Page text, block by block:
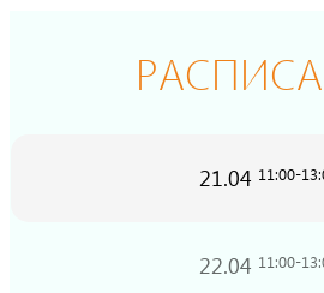
21.04 11:00-
22.04 11:00-